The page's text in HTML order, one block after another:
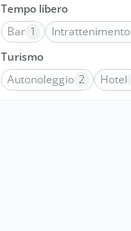
Tempo libero
Bar 1 Intrattenimento
Turismo
Autonoleggio 2 Hotel